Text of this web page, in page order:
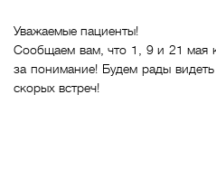
Уважаемые пациенты!
Сообщаем вам, что 1, 9 и 21 мая
за понимание! Будем рады
скорых встреч!